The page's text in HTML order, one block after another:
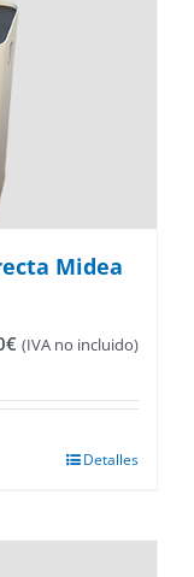
Midea
€ (IVA no incluido)
Detalles